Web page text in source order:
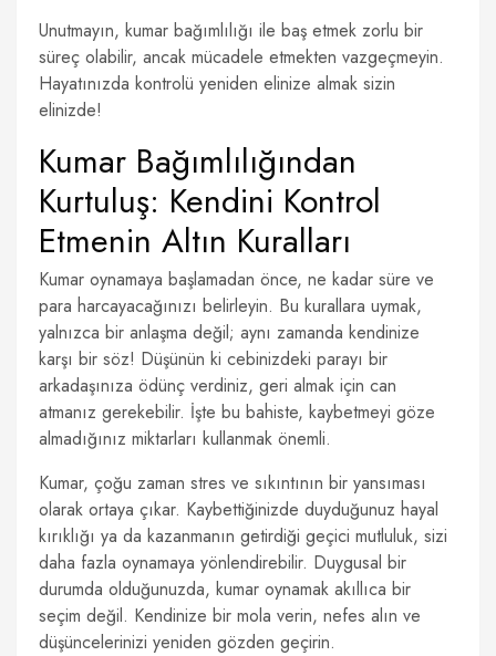
Unutmayın, kumar bağımlılığı ile baş etmek zorlu bir
süreç olabilir, ancak mücadele etmekten vazgeçmeyin.
Hayatınızda kontrolü yeniden elinize almak sizin
elinizde!
Kumar Bağımlılığından
Kurtuluş: Kendini Kontrol
Etmenin Altın Kuralları
Kumar oynamaya başlamadan önce, ne kadar süre ve
para harcayacağınızı belirleyin. Bu kurallara uymak,
yalnızca bir anlaşma değil; aynı zamanda kendinize
karşı bir söz! Düşünün ki cebinizdeki parayı bir
arkadaşınıza ödünç verdiniz, geri almak için can
atmanız gerekebilir. İşte bu bahiste, kaybetmeyi göze
almadığınız miktarları kullanmak önemli.
Kumar, çoğu zaman stres ve sıkıntının bir yansıması
olarak ortaya çıkar. Kaybettiğinizde duyduğunuz hayal
kırıklığı ya da kazanmanın getirdiği geçici mutluluk, sizi
daha fazla oynamaya yönlendirebilir. Duygusal bir
durumda olduğunuzda, kumar oynamak akıllıca bir
seçim değil. Kendinize bir mola verin, nefes alın ve
düşüncelerinizi yeniden gözden geçirin.